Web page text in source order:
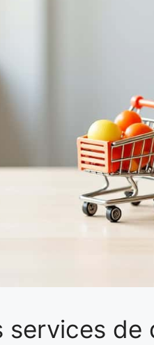
services